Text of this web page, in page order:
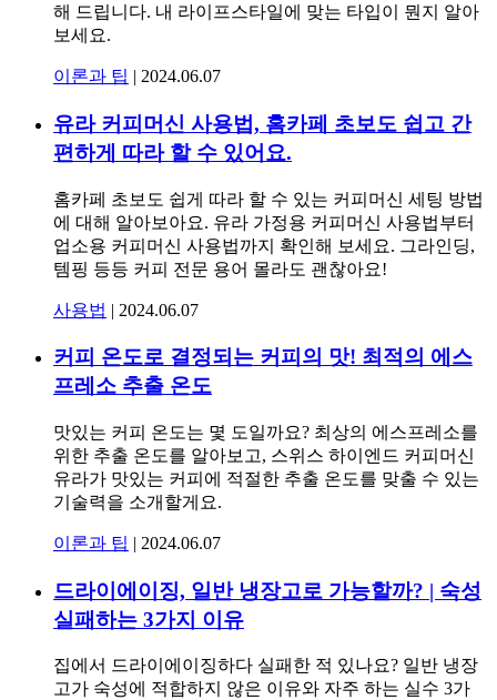
해 드립니다. 내 라이프스타일에 맞는 타입이 뭔지 알아
보세요.
이론과 팁 | 2024.06.07
유라 커피머신 사용법, 홈카페 초보도 쉽고 간
편하게 따라 할 수 있어요.
홈카페 초보도 쉽게 따라 할 수 있는 커피머신 세팅 방법
에 대해 알아보아요. 유라 가정용 커피머신 사용법부터
업소용 커피머신 사용법까지 확인해 보세요. 그라인딩,
템핑 등등 커피 전문 용어 몰라도 괜찮아요!
사용법 | 2024.06.07
커피 온도로 결정되는 커피의 맛! 최적의 에스
프레소 추출 온도
맛있는 커피 온도는 몇 도일까요? 최상의 에스프레소를
위한 추출 온도를 알아보고, 스위스 하이엔드 커피머신
유라가 맛있는 커피에 적절한 추출 온도를 맞출 수 있는
기술력을 소개할게요.
이론과 팁 | 2024.06.07
드라이에이징, 일반 냉장고로 가능할까? | 숙성
실패하는 3가지 이유
집에서 드라이에이징하다 실패한 적 있나요? 일반 냉장
고가 숙성에 적합하지 않은 이유와 자주 하는 실수 3가